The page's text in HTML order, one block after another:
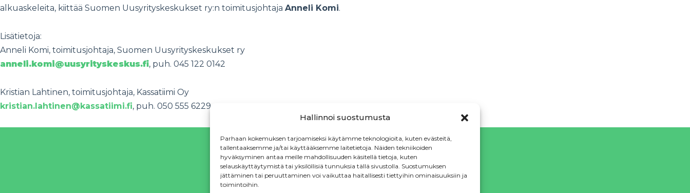
Hallinnoi suostumusta
Parhaan kokemuksen tarjoamiseksi käytämme teknologioita, kuten evästeitä,
tallentaaksemme ja/tai käyttääksemme laitetietoja. Näiden tekniikoiden
hyväksyminen antaa meille mahdollisuuden käsitellä tietoja, kuten
selauskäyttäytymistä tai yksilöllisiä tunnuksia tällä sivustolla. Suostumuksen
jättäminen tai peruuttaminen voi vaikuttaa haitallisesti tiettyihin ominaisuuksiin ja
toimintoihin.
alkuaskeleita, kiittää Suomen Uusyrityskeskukset ry:n toimitusjohtaja Anneli Komi.
Lisätietoja:
Anneli Komi, toimitusjohtaja, Suomen Uusyrityskeskukset ry
anneli.komi@uusyrityskeskus.fi, puh. 045 122 0142
Kristian Lahtinen, toimitusjohtaja, Kassatiimi Oy
kristian.lahtinen@kassatiimi.fi, puh. 050 555 6229
Tilaa uutiskirje